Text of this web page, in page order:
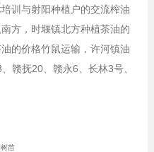
训与射阳种植户的交流榨油
方，时堰镇北方种植茶油的
的价格竹鼠运输，许河镇油
赣抚20、赣永6、长林3号、
苗